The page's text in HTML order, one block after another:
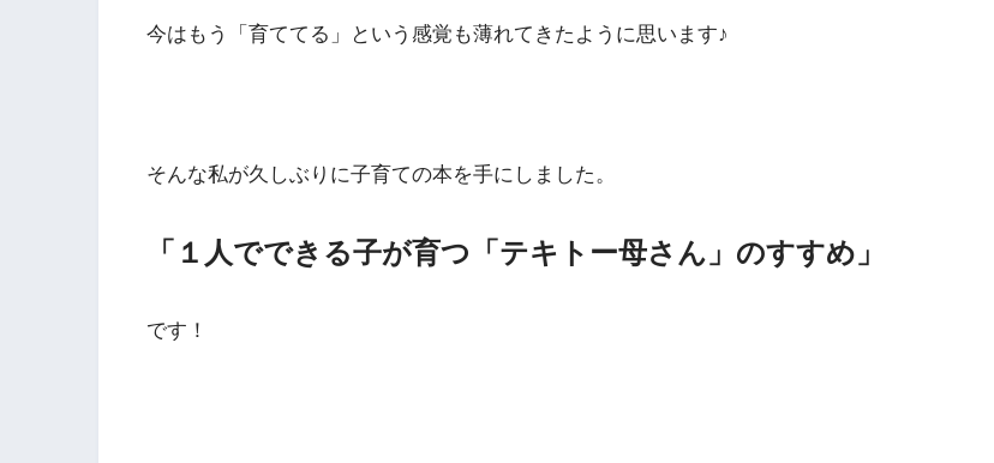
今はもう「育ててる」という感覚も薄れてきたように思います♪
そんな私が久しぶりに子育ての本を手にしました。
「１人でできる子が育つ「テキトー母さん」のすすめ」
です！